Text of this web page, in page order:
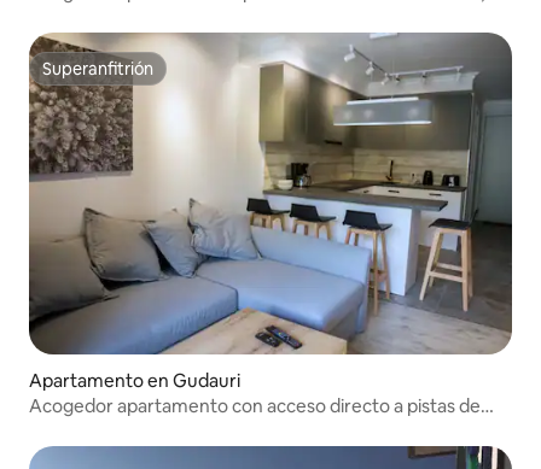
Superanfitrión
Superanfitrión
Apartamento en Gudauri
Acogedor apartamento con acceso directo a pistas de